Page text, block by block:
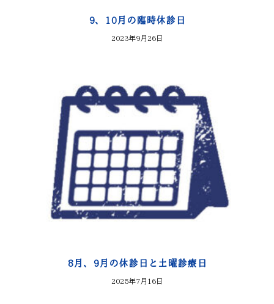
9、10月の臨時休診日
2023年9月26日
8月、9月の休診日と土曜診療日
2025年7月16日